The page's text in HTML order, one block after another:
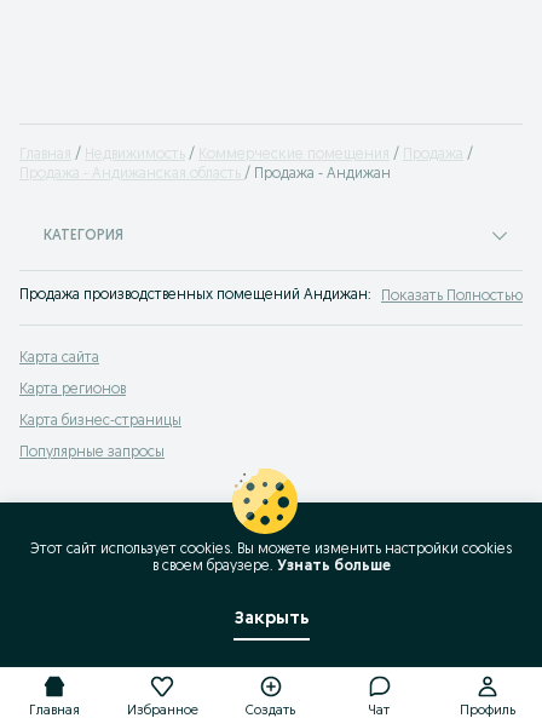
Главная Недвижимость Коммерческие помещения
Продажа
Продажа - Андижанская область
Продажа - Андижан
КАТЕГОРИЯ
Продажа производственных помещений Андижан: купить нежилое
Показать Полностью
Карта сайта
Карта регионов
Карта бизнес-страницы
Популярные запросы
Главная Избранное Создать Чат Профиль
Этот сайт использует cookies. Вы можете изменить настройки cookies
в своeм браузере. Узнать больше
Закрыть